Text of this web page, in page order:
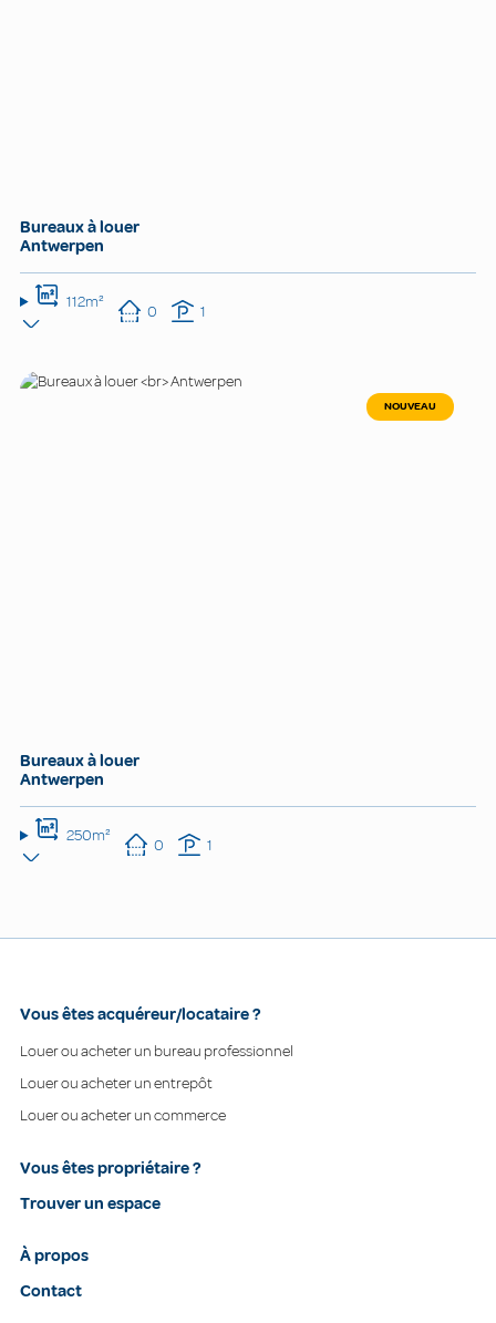
Bureaux à louer
Antwerpen
112m² 0 1
NOUVEAU
Bureaux à louer
Antwerpen
250m² 0 1
Vous êtes acquéreur/locataire ?
Louer ou acheter un bureau professionnel
Louer ou acheter un entrepôt
Louer ou acheter un commerce
Vous êtes propriétaire ?
Trouver un espace
À propos
Contact